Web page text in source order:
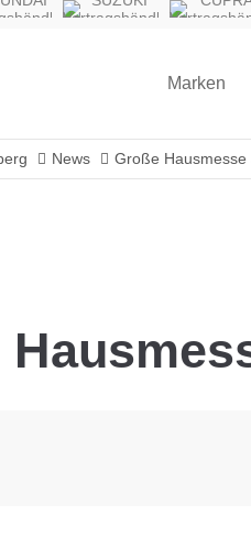
SUZUKI
CUPRA
Marken
News Große Hausmesse